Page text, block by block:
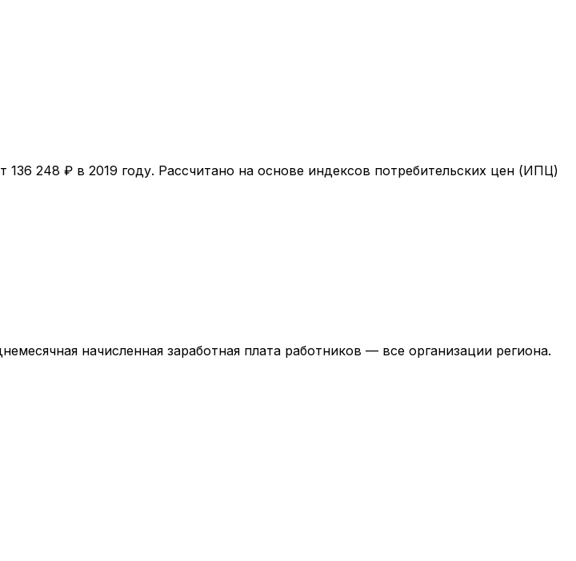
136 248 ₽ в 2019 году. Рассчитано на основе индексов потребительских цен (ИПЦ)
начисленная заработная плата работников — все организации региона.